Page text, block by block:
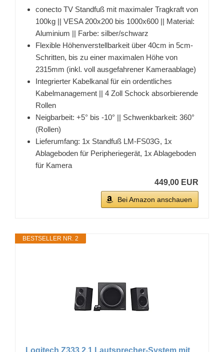
conecto TV Standfuß mit maximaler Tragkraft von
100kg || VESA 200x200 bis 1000x600 || Material:
Aluminium || Farbe: silber/schwarz
Flexible Höhenverstellbarkeit über 40cm in 5cm-
Schritten, bis zu einer maximalen Höhe von
2315mm (inkl. voll ausgefahrener Kameraablage)
Integrierter Kabelkanal für ein ordentliches
Kabelmanagement || 4 Zoll Schock absorbierende
Rollen
Neigbarbeit: +5° bis -10° || Schwenkbarkeit: 360°
(Rollen)
Lieferumfang: 1x Standfuß LM-FS03G, 1x
Ablageboden für Peripheriegerät, 1x Ablageboden
für Kamera
449,00 EUR
Bei Amazon anschauen
BESTSELLER NR. 2